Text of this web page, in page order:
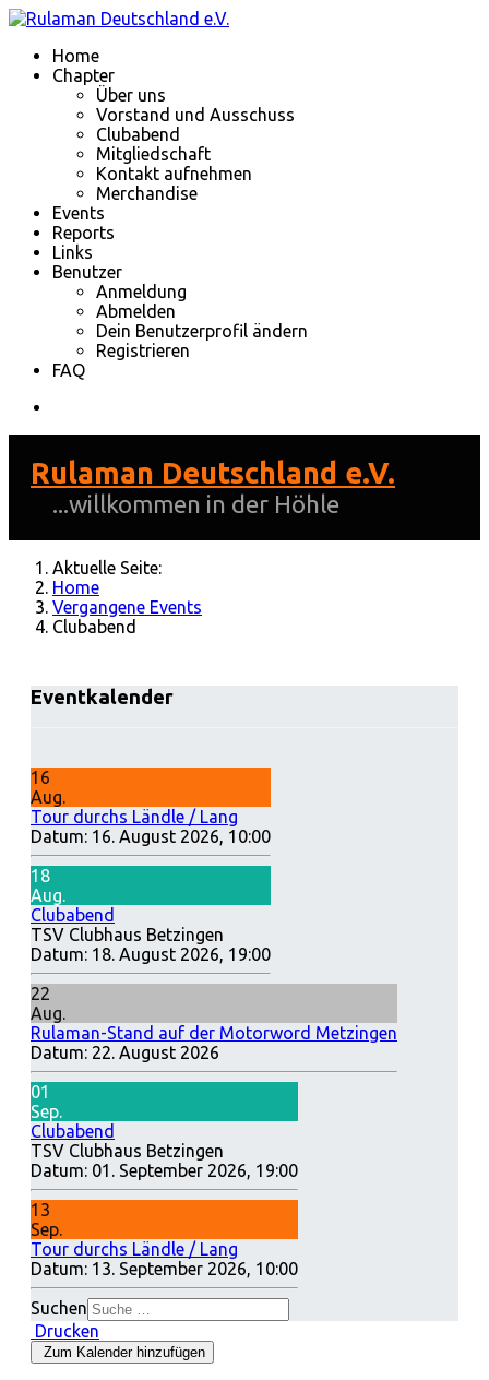
Home
Chapter
Über uns
Vorstand und Ausschuss
Clubabend
Mitgliedschaft
Kontakt aufnehmen
Merchandise
Events
Reports
Links
Benutzer
Anmeldung
Abmelden
Dein Benutzerprofil ändern
Registrieren
FAQ
Rulaman Deutschland e.V.
...willkommen in der Höhle
Aktuelle Seite:
Home
Vergangene Events
Clubabend
Eventkalender
16
Aug.
Tour durchs Ländle / Lang
Datum: 16. August 2026, 10:00
18
Aug.
Clubabend
TSV Clubhaus Betzingen
Datum: 18. August 2026, 19:00
22
Aug.
Rulaman-Stand auf der Motorword Metzingen
Datum: 22. August 2026
01
Sep.
Clubabend
TSV Clubhaus Betzingen
Datum: 01. September 2026, 19:00
13
Sep.
Tour durchs Ländle / Lang
Datum: 13. September 2026, 10:00
Suchen
Drucken
Zum Kalender hinzufügen